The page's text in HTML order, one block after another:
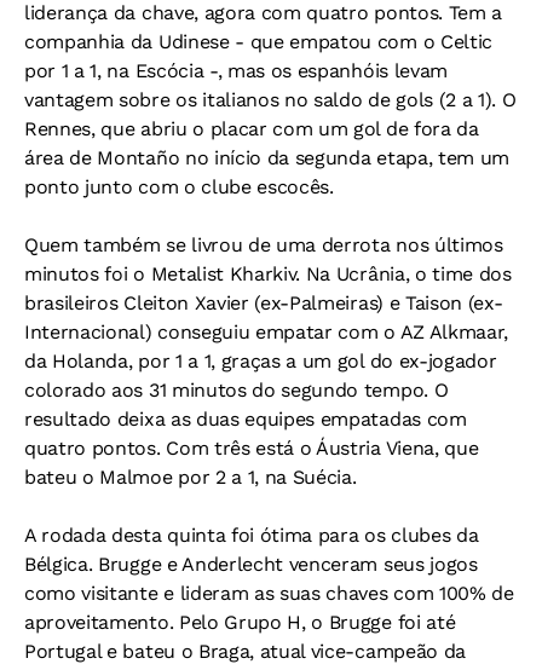
liderança da chave, agora com quatro pontos. Tem a
companhia da Udinese - que empatou com o Celtic
por 1 a 1, na Escócia -, mas os espanhóis levam
vantagem sobre os italianos no saldo de gols (2 a 1). O
Rennes, que abriu o placar com um gol de fora da
área de Montaño no início da segunda etapa, tem um
ponto junto com o clube escocês.
Quem também se livrou de uma derrota nos últimos
minutos foi o Metalist Kharkiv. Na Ucrânia, o time dos
brasileiros Cleiton Xavier (ex-Palmeiras) e Taison (ex-
Internacional) conseguiu empatar com o AZ Alkmaar,
da Holanda, por 1 a 1, graças a um gol do ex-jogador
colorado aos 31 minutos do segundo tempo. O
resultado deixa as duas equipes empatadas com
quatro pontos. Com três está o Áustria Viena, que
bateu o Malmoe por 2 a 1, na Suécia.
A rodada desta quinta foi ótima para os clubes da
Bélgica. Brugge e Anderlecht venceram seus jogos
como visitante e lideram as suas chaves com 100% de
aproveitamento. Pelo Grupo H, o Brugge foi até
Portugal e bateu o Braga, atual vice-campeão da